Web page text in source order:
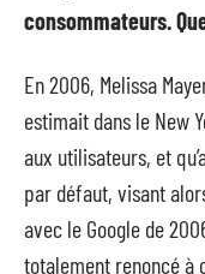
consommateurs.
En 2006, Melissa
estimait dans le New
aux utilisateurs, et
par défaut, visant
avec le Google de
totalement renoncé à